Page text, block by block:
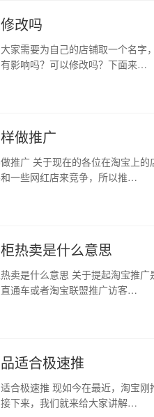
改吗
家需要为自己的店铺取一个名
影响吗？可以修改吗？下面来…
做推广
推广 关于现在的各位在淘宝上
一些网红店来竞争，所以推…
热卖是什么意思
卖是什么意思 关于提起淘宝推
通车或者淘宝联盟推广访客…
适合极速推
合极速推 现如今在最近，淘宝
下来，我们就来给大家讲解…